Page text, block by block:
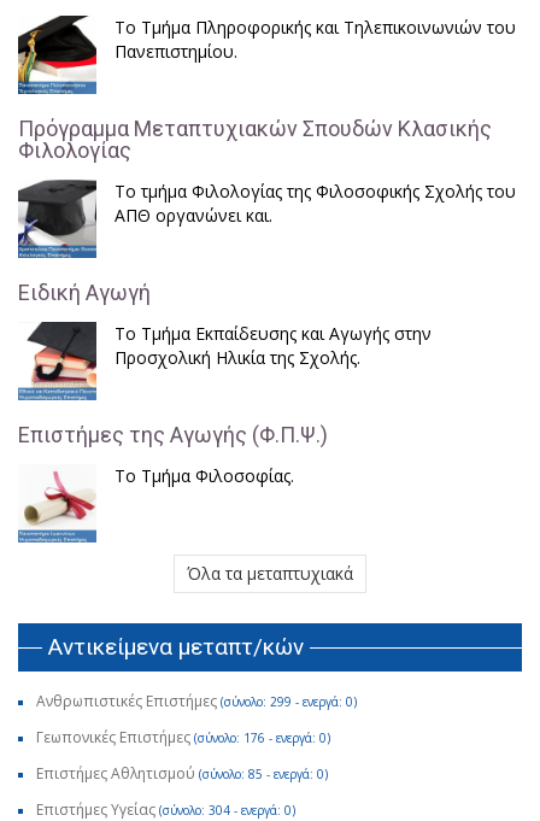
Το Τμήμα Πληροφορικής και Τηλεπικοινωνιών του
Πανεπιστημίου.
Πρόγραμμα Μεταπτυχιακών Σπουδών Κλασικής
Φιλολογίας
Το τμήμα Φιλολογίας της Φιλοσοφικής Σχολής του
ΑΠΘ οργανώνει και.
Ειδική Αγωγή
Το Τμήμα Εκπαίδευσης και Αγωγής στην
Προσχολική Ηλικία της Σχολής.
Επιστήμες της Αγωγής (Φ.Π.Ψ.)
Το Τμήμα Φιλοσοφίας.
Όλα τα μεταπτυχιακά
Αντικείμενα μεταπτ/κών
Ανθρωπιστικές Επιστήμες (σύνολο: 299 - ενεργά: 0)
Γεωπονικές Επιστήμες (σύνολο: 176 - ενεργά: 0)
Επιστήμες Αθλητισμού (σύνολο: 85 - ενεργά: 0)
Επιστήμες Υγείας (σύνολο: 304 - ενεργά: 0)